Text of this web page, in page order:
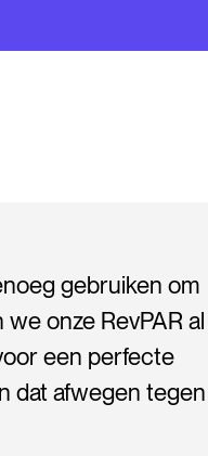
gebruiken om
onze RevPAR al
een perfecte
dat afwegen tegen